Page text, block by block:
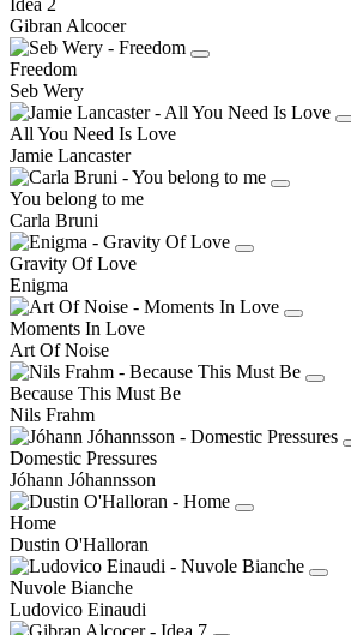
Gibran Alcocer
Freedom
Seb Wery
All You Need Is Love
Jamie Lancaster
You belong to me
Carla Bruni
Gravity Of Love
Enigma
Moments In Love
Art Of Noise
Because This Must Be
Nils Frahm
Domestic Pressures
Jóhann Jóhannsson
Home
Dustin O'Halloran
Nuvole Bianche
Ludovico Einaudi